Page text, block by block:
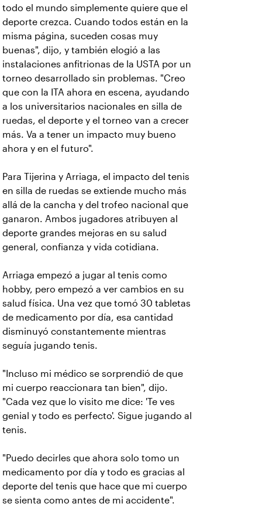
todo el mundo simplemente quiere que el
deporte crezca. Cuando todos están en la
misma página, suceden cosas muy
buenas", dijo, y también elogió a las
instalaciones anfitrionas de la USTA por un
torneo desarrollado sin problemas. "Creo
que con la ITA ahora en escena, ayudando
a los universitarios nacionales en silla de
ruedas, el deporte y el torneo van a crecer
más. Va a tener un impacto muy bueno
ahora y en el futuro".
Para Tijerina y Arriaga, el impacto del tenis
en silla de ruedas se extiende mucho más
allá de la cancha y del trofeo nacional que
ganaron. Ambos jugadores atribuyen al
deporte grandes mejoras en su salud
general, confianza y vida cotidiana.
Arriaga empezó a jugar al tenis como
hobby, pero empezó a ver cambios en su
salud física. Una vez que tomó 30 tabletas
de medicamento por día, esa cantidad
disminuyó constantemente mientras
seguía jugando tenis.
"Incluso mi médico se sorprendió de que
mi cuerpo reaccionara tan bien", dijo.
"Cada vez que lo visito me dice: 'Te ves
genial y todo es perfecto'. Sigue jugando al
tenis.
"Puedo decirles que ahora solo tomo un
medicamento por día y todo es gracias al
deporte del tenis que hace que mi cuerpo
se sienta como antes de mi accidente".